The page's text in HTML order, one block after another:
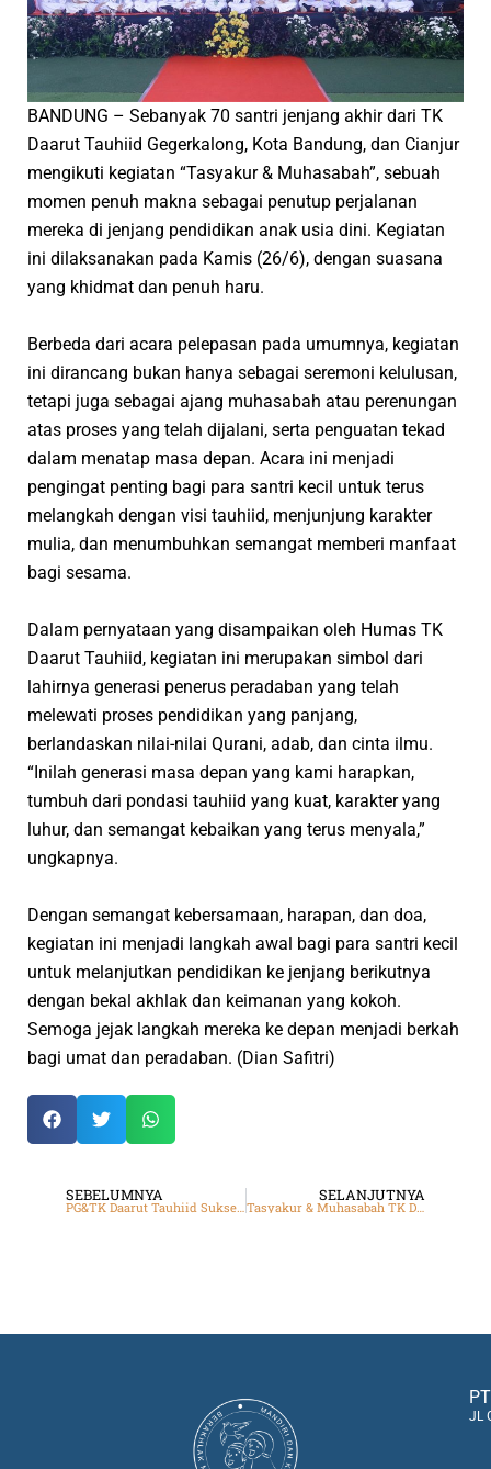
BANDUNG – Sebanyak 70 santri jenjang akhir dari TK
Daarut Tauhiid Gegerkalong, Kota Bandung, dan Cianjur
mengikuti kegiatan “Tasyakur & Muhasabah”, sebuah
momen penuh makna sebagai penutup perjalanan
mereka di jenjang pendidikan anak usia dini. Kegiatan
ini dilaksanakan pada Kamis (26/6), dengan suasana
yang khidmat dan penuh haru.
Berbeda dari acara pelepasan pada umumnya, kegiatan
ini dirancang bukan hanya sebagai seremoni kelulusan,
tetapi juga sebagai ajang muhasabah atau perenungan
atas proses yang telah dijalani, serta penguatan tekad
dalam menatap masa depan. Acara ini menjadi
pengingat penting bagi para santri kecil untuk terus
melangkah dengan visi tauhiid, menjunjung karakter
mulia, dan menumbuhkan semangat memberi manfaat
bagi sesama.
Dalam pernyataan yang disampaikan oleh Humas TK
Daarut Tauhiid, kegiatan ini merupakan simbol dari
lahirnya generasi penerus peradaban yang telah
melewati proses pendidikan yang panjang,
berlandaskan nilai-nilai Qurani, adab, dan cinta ilmu.
“Inilah generasi masa depan yang kami harapkan,
tumbuh dari pondasi tauhiid yang kuat, karakter yang
luhur, dan semangat kebaikan yang terus menyala,”
ungkapnya.
Dengan semangat kebersamaan, harapan, dan doa,
kegiatan ini menjadi langkah awal bagi para santri kecil
untuk melanjutkan pendidikan ke jenjang berikutnya
dengan bekal akhlak dan keimanan yang kokoh.
Semoga jejak langkah mereka ke depan menjadi berkah
bagi umat dan peradaban. (Dian Safitri)
SEBELUMNYA
PG&TK Daarut Tauhiid Sukses Gelar Pentas Seni dan Pembagian Rapor, Ini Pesan Aa Gym!
SELANJUTNYA
Tasyakur & Muhasabah TK Daarut Tauhiid Gegerkalong, Kota Bandung, dan Cianjur
JL